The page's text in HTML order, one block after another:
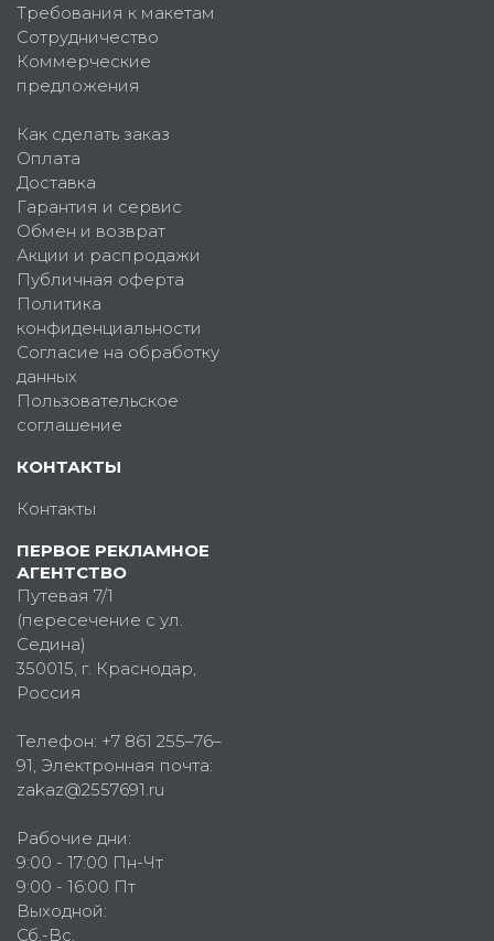
Требования к макетам
Сотрудничество
Коммерческие
предложения
Как сделать заказ
Оплата
Доставка
Гарантия и сервис
Обмен и возврат
Акции и распродажи
Публичная оферта
Политика
конфиденциальности
Согласие на обработку
данных
Пользовательское
соглашение
КОНТАКТЫ
Контакты
ПЕРВОЕ РЕКЛАМНОЕ
АГЕНТСТВО
Путевая 7/1
(пересечение с ул.
Седина)
350015 , г. Краснодар,
Россия
Телефон: +7 861 255–76–
91 , Электронная почта:
zakaz@2557691.ru
Рабочие дни:
9:00 - 17:00 Пн-Чт
9:00 - 16:00 Пт
Выходной:
Сб.-Вс.